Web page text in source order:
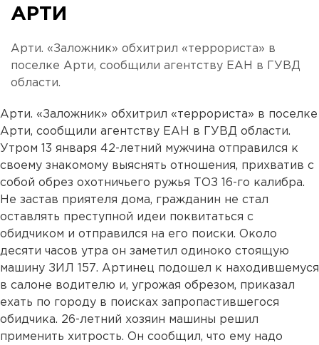
АРТИ
Арти. «Заложник» обхитрил «террориста» в
поселке Арти, сообщили агентству ЕАН в ГУВД
области.
Арти. «Заложник» обхитрил «террориста» в поселке
Арти, сообщили агентству ЕАН в ГУВД области.
Утром 13 января 42-летний мужчина отправился к
своему знакомому выяснять отношения, прихватив с
собой обрез охотничьего ружья ТОЗ 16-го калибра.
Не застав приятеля дома, гражданин не стал
оставлять преступной идеи поквитаться с
обидчиком и отправился на его поиски. Около
десяти часов утра он заметил одиноко стоящую
машину ЗИЛ 157. Артинец подошел к находившемуся
в салоне водителю и, угрожая обрезом, приказал
ехать по городу в поисках запропастившегося
обидчика. 26-летний хозяин машины решил
применить хитрость. Он сообщил, что ему надо